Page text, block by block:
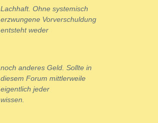
Lachhaft. Ohne systemisch
erzwungene Vorverschuldung
entsteht weder
noch anderes Geld. Sollte in
diesem Forum mittlerweile
eigentlich jeder
wissen.